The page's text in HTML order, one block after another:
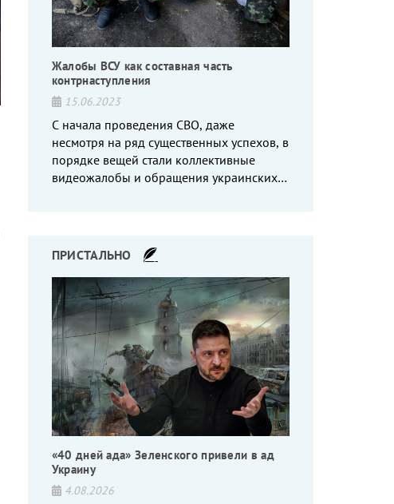
Жалобы ВСУ как составная часть
контрнаступления
15.06.2023
С начала проведения СВО, даже
несмотря на ряд существенных успехов, в
порядке вещей стали коллективные
видеожалобы и обращения украинских
ПРИСТАЛЬНО
«40 дней ада» Зеленского привели в ад
Украину
4.08.2026